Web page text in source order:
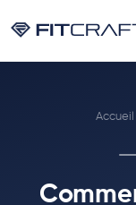
Accueil